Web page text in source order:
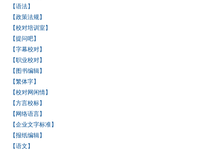
【语法】
【政策法规】
【校对培训室】
【提问吧】
【字幕校对】
【职业校对】
【图书编辑】
【繁体字】
【校对网闲情】
【方言校标】
【网络语言】
【企业文字标准】
【报纸编辑】
【语文】